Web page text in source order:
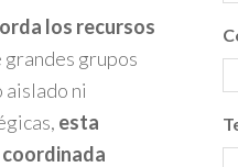
los recursos
grandes grupos
aislado ni
esta